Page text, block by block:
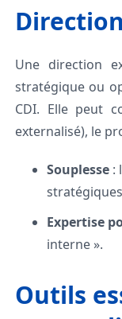
Une direction
stratégique ou
CDI. Elle peut
externalisé), le
Souplesse :
Expertise
interne ».
Outils